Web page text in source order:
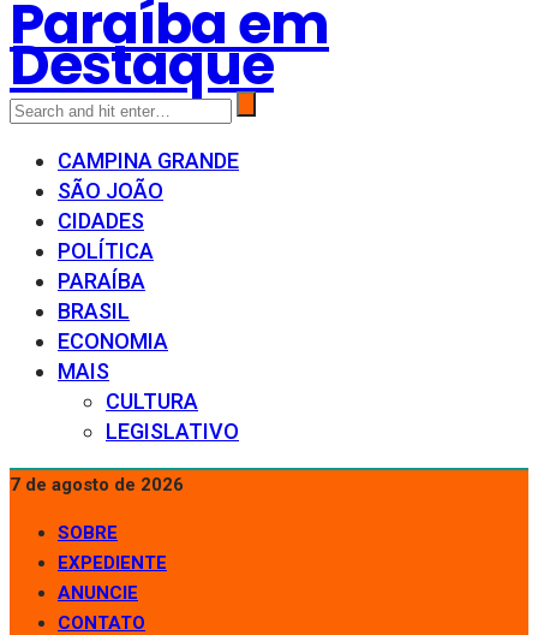
Paraíba em
Destaque
CAMPINA GRANDE
SÃO JOÃO
CIDADES
POLÍTICA
PARAÍBA
BRASIL
ECONOMIA
MAIS
CULTURA
LEGISLATIVO
7 de agosto de 2026
SOBRE
EXPEDIENTE
ANUNCIE
CONTATO